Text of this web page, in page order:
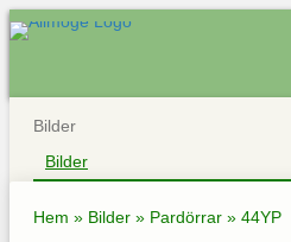
Bilder
Bilder
Hem » Bilder » Pardörrar » 44YP